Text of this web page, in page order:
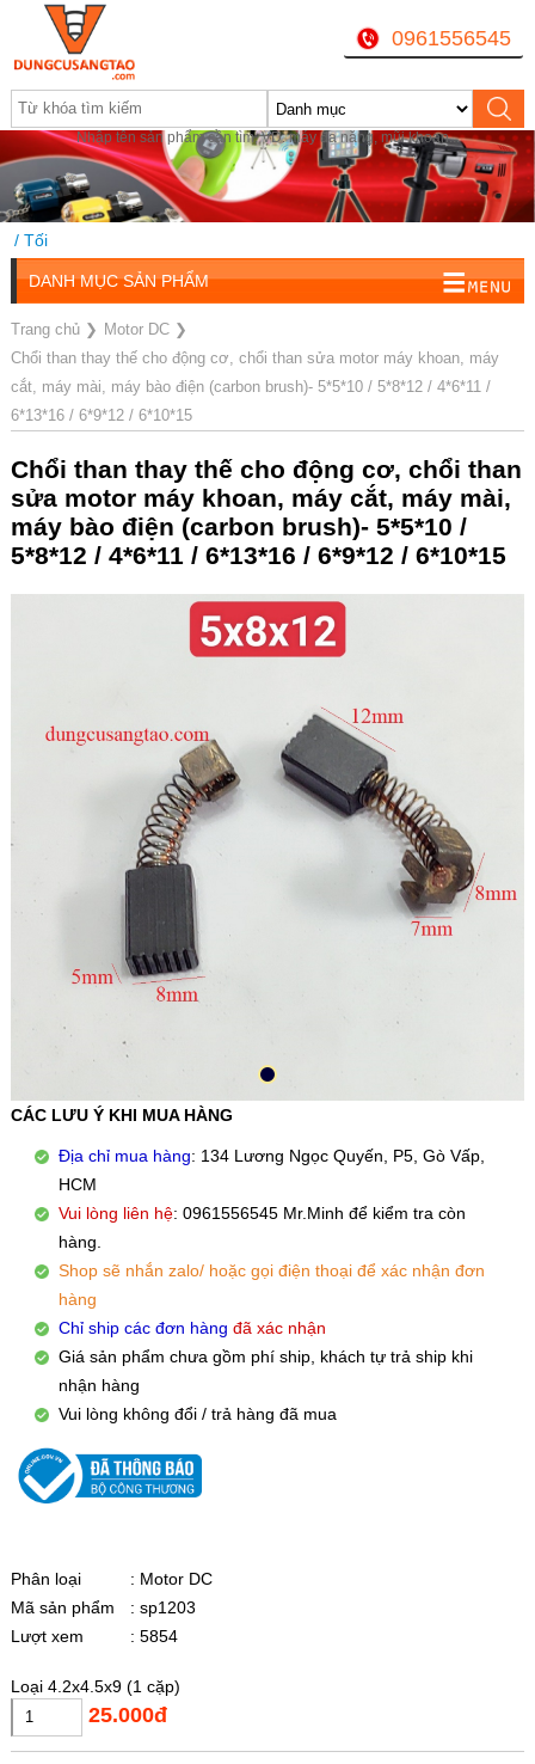
Nhập tên sản phẩm cần tìm, VD: máy đa năng, mũi khoan...
0961556545
18h-20h
DANH MỤC SẢN PHẨM
Trang chủ❯ Motor DC❯
Chổi than thay thế cho động cơ, chổi than sửa motor máy khoan, máy
cắt, máy mài, máy bào điện (carbon brush)- 5*5*10 / 5*8*12 / 4*6*11 /
6*13*16 / 6*9*12 / 6*10*15
Chổi than thay thế cho động cơ, chổi than
sửa motor máy khoan, máy cắt, máy mài,
máy bào điện (carbon brush)- 5*5*10 /
5*8*12 / 4*6*11 / 6*13*16 / 6*9*12 / 6*10*15
CÁC LƯU Ý KHI MUA HÀNG
Địa chỉ mua hàng: 134 Lương Ngọc Quyến, P5, Gò Vấp,
HCM
Vui lòng liên hệ: 0961556545 Mr.Minh để kiểm tra còn
hàng.
Shop sẽ nhắn zalo/ hoặc gọi điện thoại để xác nhận đơn
hàng
Chỉ ship các đơn hàng đã xác nhận
Giá sản phẩm chưa gồm phí ship, khách tự trả ship khi
nhận hàng
Vui lòng không đổi / trả hàng đã mua
Phân loại
: Motor DC
Mã sản phẩm
: sp1203
Lượt xem
: 5854
Loại 4.2x4.5x9 (1 cặp)
25.000đ